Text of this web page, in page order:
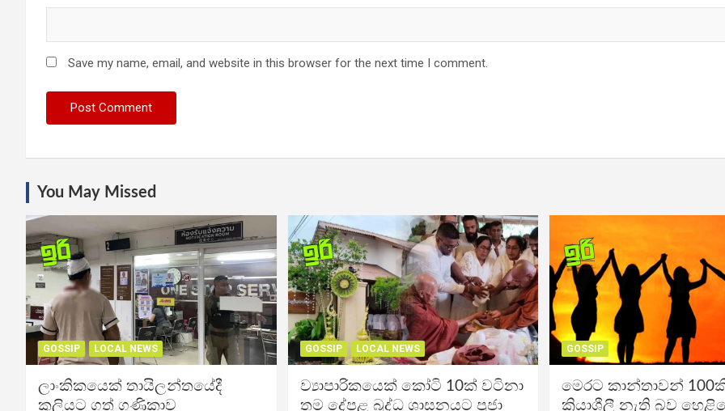
Save my name, email, and website in this browser for the next time I comment.
You May Missed
GOSSIP LOCAL NEWS
ලාංකිකයෙක් තායිලන්තයේදී
කුලියට ගත් ගණිකාව
GOSSIP LOCAL NEWS
ව්‍යාපාරිකයෙක් කෝටි 10ක් වටිනා
තම දේපළ බුද්ධ ශාසනයට පූජා
GOSSIP
මෙරට කාන්තාවන්
ක්‍රියාශීලී නැති බව